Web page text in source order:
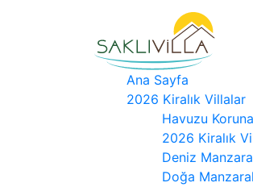
Ana Sayfa
2026 Kiralık Villalar
Havuzu
2026 Kiralık
Deniz
Doğa